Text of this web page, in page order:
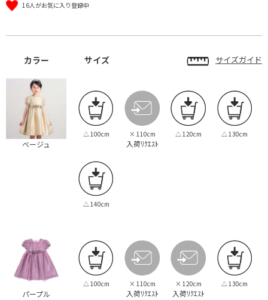
16人がお気に入り登録中
カラー サイズ サイズガイド
ベージュ
△ 100cm × 110cm
入荷ﾘｸｴｽﾄ
△ 120cm △ 130cm
△ 140cm
パープル
△ 100cm × 110cm
入荷ﾘｸｴｽﾄ
× 120cm
入荷ﾘｸｴｽﾄ
△ 130cm